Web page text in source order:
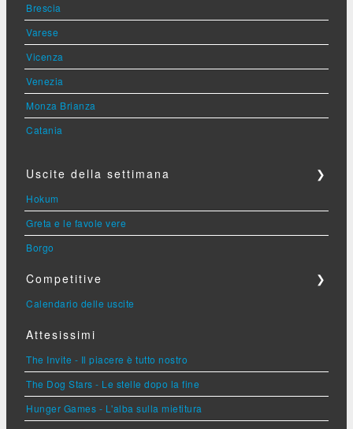
Brescia
Varese
Vicenza
Venezia
Monza Brianza
Catania
Uscite della settimana ❯
Hokum
Greta e le favole vere
Borgo
Competitive ❯
Calendario delle uscite
Attesissimi
The Invite - Il piacere è tutto nostro
The Dog Stars - Le stelle dopo la fine
Hunger Games - L'alba sulla mietitura